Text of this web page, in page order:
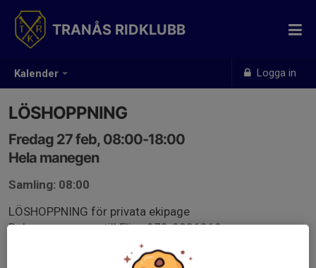
Kalender Logga in
TRANÅS RIDKLUBB
LÖSHOPPNING
Fredag 27 feb, 08:00-18:00
Hela manegen
Samling: 08:00
LÖSHOPPNING för privata ekipage
Boka genom sms till Elina 073-0806063
Vill du rida på den andra delen under dagen? Sms Elina